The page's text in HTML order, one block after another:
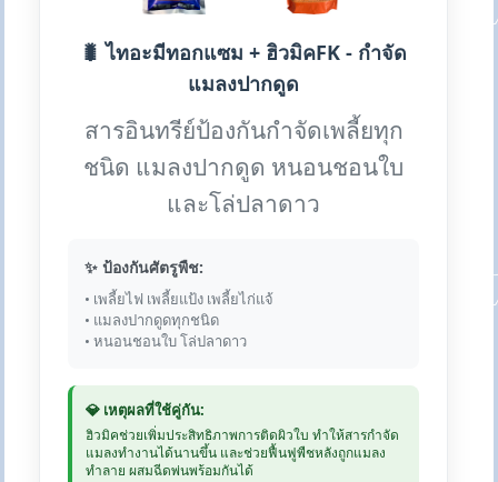
🐛 ไทอะมีทอกแซม + ฮิวมิคFK - กำจัด
แมลงปากดูด
สารอินทรีย์ป้องกันกำจัดเพลี้ยทุก
ชนิด แมลงปากดูด หนอนชอนใบ
และโล่ปลาดาว
✨ ป้องกันศัตรูพืช:
• เพลี้ยไฟ เพลี้ยแป้ง เพลี้ยไก่แจ้
• แมลงปากดูดทุกชนิด
• หนอนชอนใบ โล่ปลาดาว
💎 เหตุผลที่ใช้คู่กัน:
ฮิวมิคช่วยเพิ่มประสิทธิภาพการติดผิวใบ ทำให้สารกำจัด
แมลงทำงานได้นานขึ้น และช่วยฟื้นฟูพืชหลังถูกแมลง
ทำลาย ผสมฉีดพ่นพร้อมกันได้